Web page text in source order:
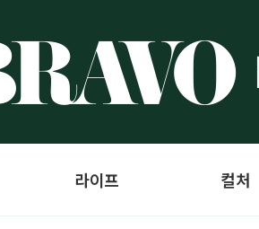
라이프 컬처